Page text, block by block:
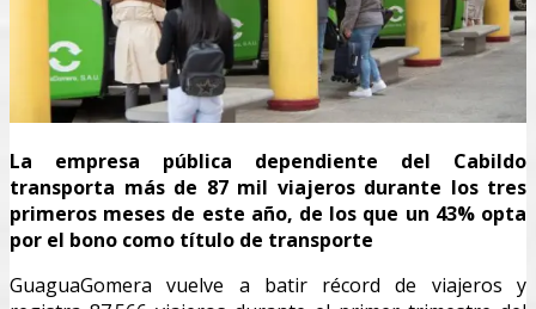
La empresa pública dependiente del Cabildo
transporta más de 87 mil viajeros durante los tres
primeros meses de este año, de los que un 43% opta
por el bono como título de transporte
GuaguaGomera vuelve a batir récord de viajeros y